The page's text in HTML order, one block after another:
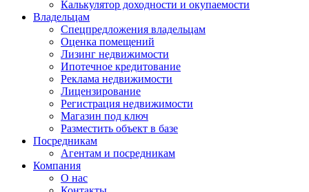
Калькулятор доходности и окупаемости
Владельцам
Спецпредложения владельцам
Оценка помещений
Лизинг недвижимости
Ипотечное кредитование
Реклама недвижимости
Лицензирование
Регистрация недвижимости
Магазин под ключ
Разместить объект в базе
Посредникам
Агентам и посредникам
Компания
О нас